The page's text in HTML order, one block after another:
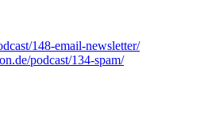
148-email-newsletter/
podcast/134-spam/